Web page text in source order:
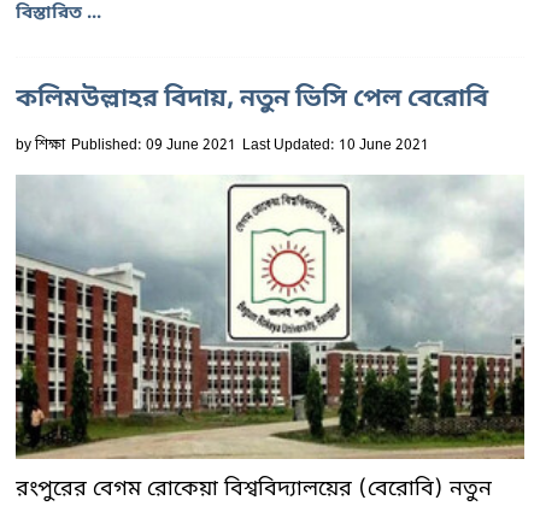
বিস্তারিত ...
কলিমউল্লাহর বিদায়, নতুন ভিসি পেল বেরোবি
byশিক্ষা Published: 09 June 2021 Last Updated: 10 June 2021
রংপুরের বেগম রোকেয়া বিশ্ববিদ্যালয়ের (বেরোবি) নতুন